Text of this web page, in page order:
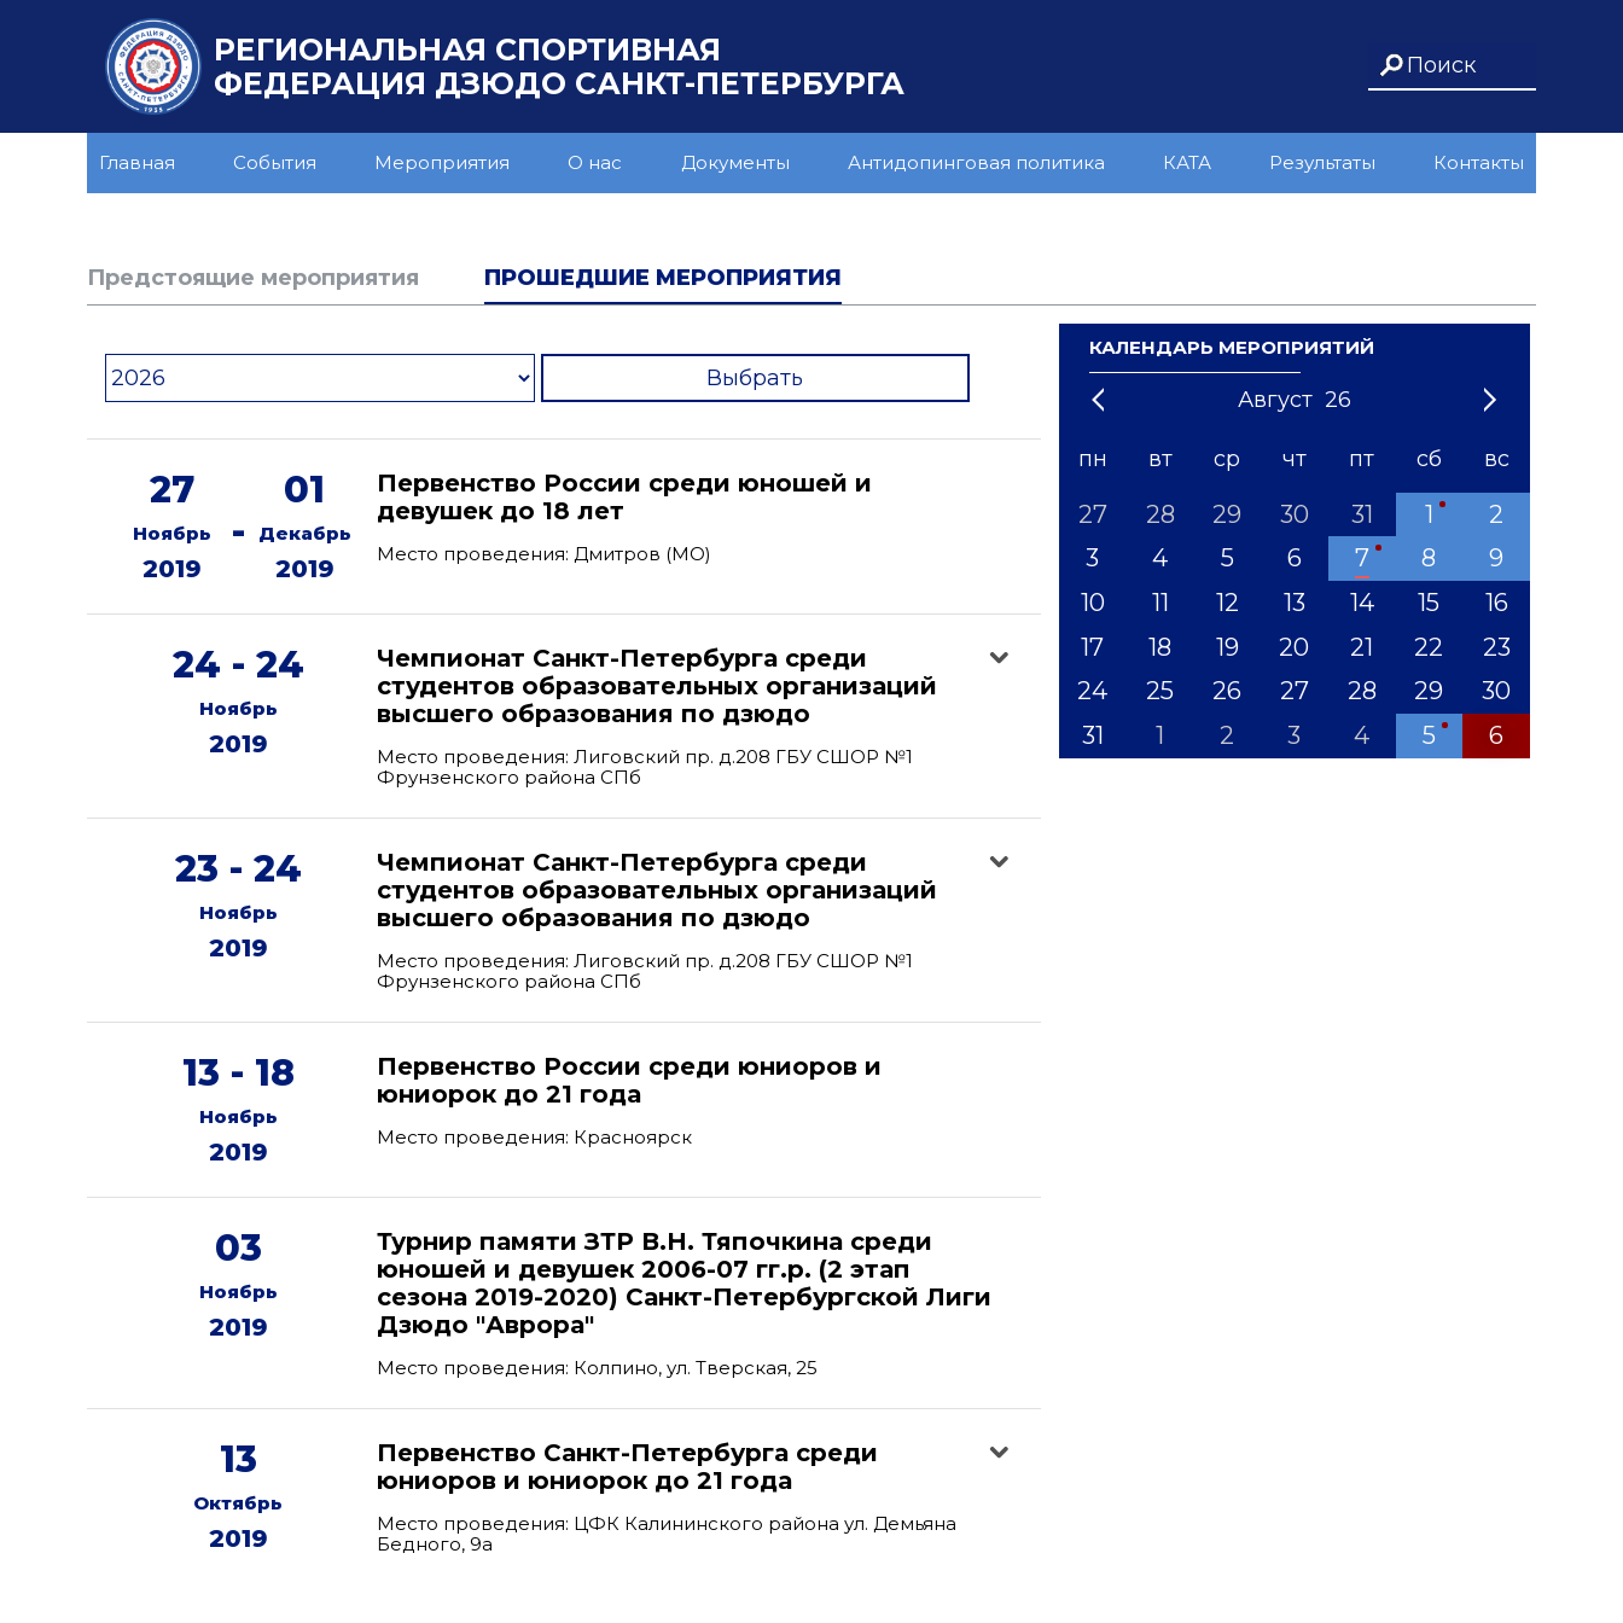
РЕГИОНАЛЬНАЯ СПОРТИВНАЯ
ФЕДЕРАЦИЯ ДЗЮДО САНКТ-ПЕТЕРБУРГА
Главная События Мероприятия О нас Документы Антидопинговая политика КАТА Результаты Контакты
Предстоящие мероприятия ПРОШЕДШИЕ МЕРОПРИЯТИЯ
Выбрать
27
Ноябрь
2019
-
01
Декабрь
2019
Первенство России среди юношей и
девушек до 18 лет
Место проведения: Дмитров (МО)
24 - 24
Ноябрь
2019
Чемпионат Санкт-Петербурга среди
студентов образовательных организаций
высшего образования по дзюдо
Место проведения: Лиговский пр. д.208 ГБУ СШОР №1
Фрунзенского района СПб
23 - 24
Ноябрь
2019
Чемпионат Санкт-Петербурга среди
студентов образовательных организаций
высшего образования по дзюдо
Место проведения: Лиговский пр. д.208 ГБУ СШОР №1
Фрунзенского района СПб
13 - 18
Ноябрь
2019
Первенство России среди юниоров и
юниорок до 21 года
Место проведения: Красноярск
03
Ноябрь
2019
Турнир памяти ЗТР В.Н. Тяпочкина среди
юношей и девушек 2006-07 гг.р. (2 этап
сезона 2019-2020) Санкт-Петербургской Лиги
Дзюдо "Аврора"
Место проведения: Колпино, ул. Тверская, 25
13
Октябрь
2019
Первенство Санкт-Петербурга среди
юниоров и юниорок до 21 года
Место проведения: ЦФК Калининского района ул. Демьяна
Бедного, 9а
КАЛЕНДАРЬ МЕРОПРИЯТИЙ
Август 26
1 3 5 8 10 12
'21 '23 '24 '25 '26 '27 '28 '29 '31
пн вт ср чт пт сб вс
27 28 29 30 31 1
2
3
4 5 6 7 8
9
10
11 12 13 14 15
16
17
18 19 20 21 22
23
24
25 26 27 28 29
30
31
1 2 3 4 5 6